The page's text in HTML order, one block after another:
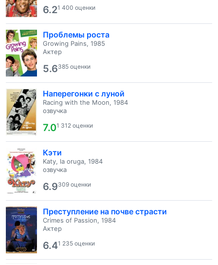
6.21 400 оценки
Проблемы роста
Growing Pains, 1985
Актер
5.6385 оценки
Наперегонки с луной
Racing with the Moon, 1984
озвучка
7.01 312 оценки
Кэти
Katy, la oruga, 1984
озвучка
6.9309 оценки
Преступление на почве страсти
Crimes of Passion, 1984
Актер
6.41 235 оценки